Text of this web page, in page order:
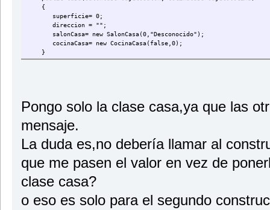
{
superficie= 0;
direccion = "";
salonCasa= new SalonCasa(0,"Desconocido");
cocinaCasa= new CocinaCasa(false,0);
}
public Casa(double valorSuperficie,String
}
public void setSuperficie(int valorSuperficie){
superficie = valorSuperficie;
public void setDireccion(String valorDireccion){
direccion=valorDireccion;
}
public void setSalonCasa(SalonCasa valorSalonCasa){
salonCasa=valorSalonCasa;
}
Pongo solo la clase casa,ya que las
mensaje.
La duda es,no debería llamar al
que me pasen el valor en vez de
clase casa?
o eso es solo para el segundo